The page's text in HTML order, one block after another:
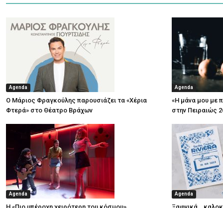
Agenda
Ο Μάριος Φραγκούλης παρουσιάζει τα «Χέρια
Φτερά» στο Θέατρο Βράχων
Agenda
«Η μάνα μου με
στην Πειραιώς
Agenda Agenda